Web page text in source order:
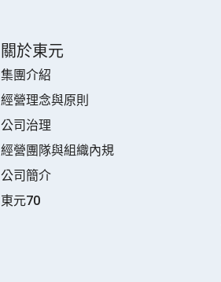
關於東元
集團介紹
經營理念與原則
公司治理
經營團隊與組織內規
公司簡介
東元70